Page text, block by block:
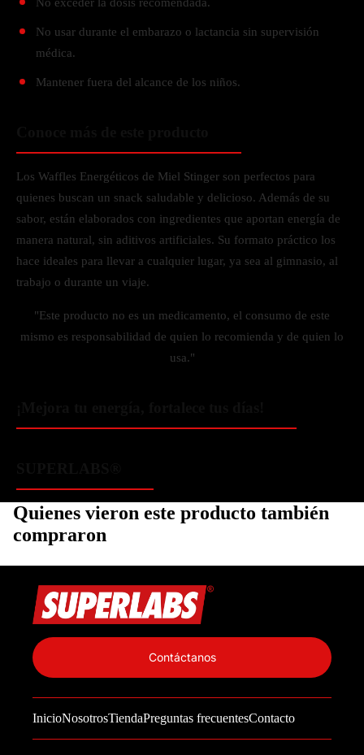
No usar durante el embarazo o lactancia sin supervisión
médica.
Mantener fuera del alcance de los niños.
Los Waffles Energéticos de Miel Stinger son perfectos para
quienes buscan un snack saludable y delicioso. Además de su
sabor, están elaborados con ingredientes que aportan energía de
manera natural, sin aditivos artificiales. Su formato práctico los
hace ideales para llevar a cualquier lugar, ya sea al gimnasio, al
trabajo o durante un viaje.
"Este producto no es un medicamento, el consumo de este
mismo es responsabilidad de quien lo recomienda y de quien lo
usa."
Quienes vieron este producto también
compraron
InicioNosotrosTiendaPreguntas frecuentesContacto
Contáctanos
Información de contacto
Política de reembolso
Términos del servicio
Política de envío